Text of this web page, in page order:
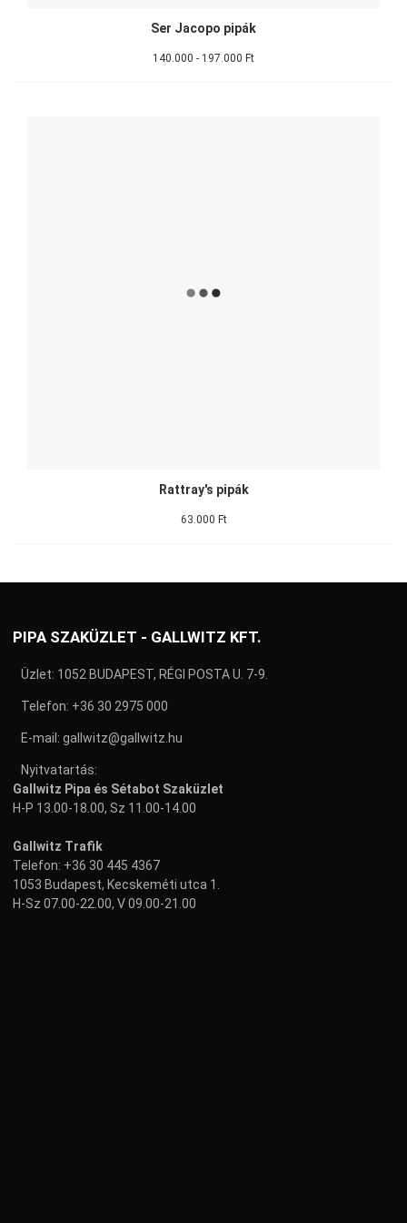
Ser Jacopo pipák
140.000 - 197.000 Ft
Rattray's pipák
63.000 Ft
PIPA SZAKÜZLET - GALLWITZ KFT.
Üzlet: 1052 BUDAPEST, RÉGI POSTA U. 7-9.
Telefon: +36 30 2975 000
E-mail: gallwitz@gallwitz.hu
Nyitvatartás:
Gallwitz Pipa és Sétabot Szaküzlet
H-P 13.00-18.00, Sz 11.00-14.00
Gallwitz Trafik
Telefon: +36 30 445 4367
1053 Budapest, Kecskeméti utca 1.
H-Sz 07.00-22.00, V 09.00-21.00